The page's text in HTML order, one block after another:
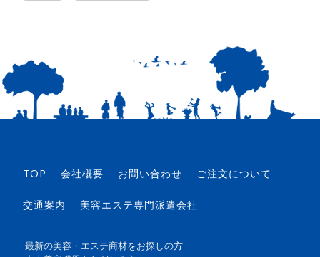
TOP 会社概要 お問い合わせ ご注文について
交通案内 美容エステ専門派遣会社
最新の美容・エステ商材をお探しの方